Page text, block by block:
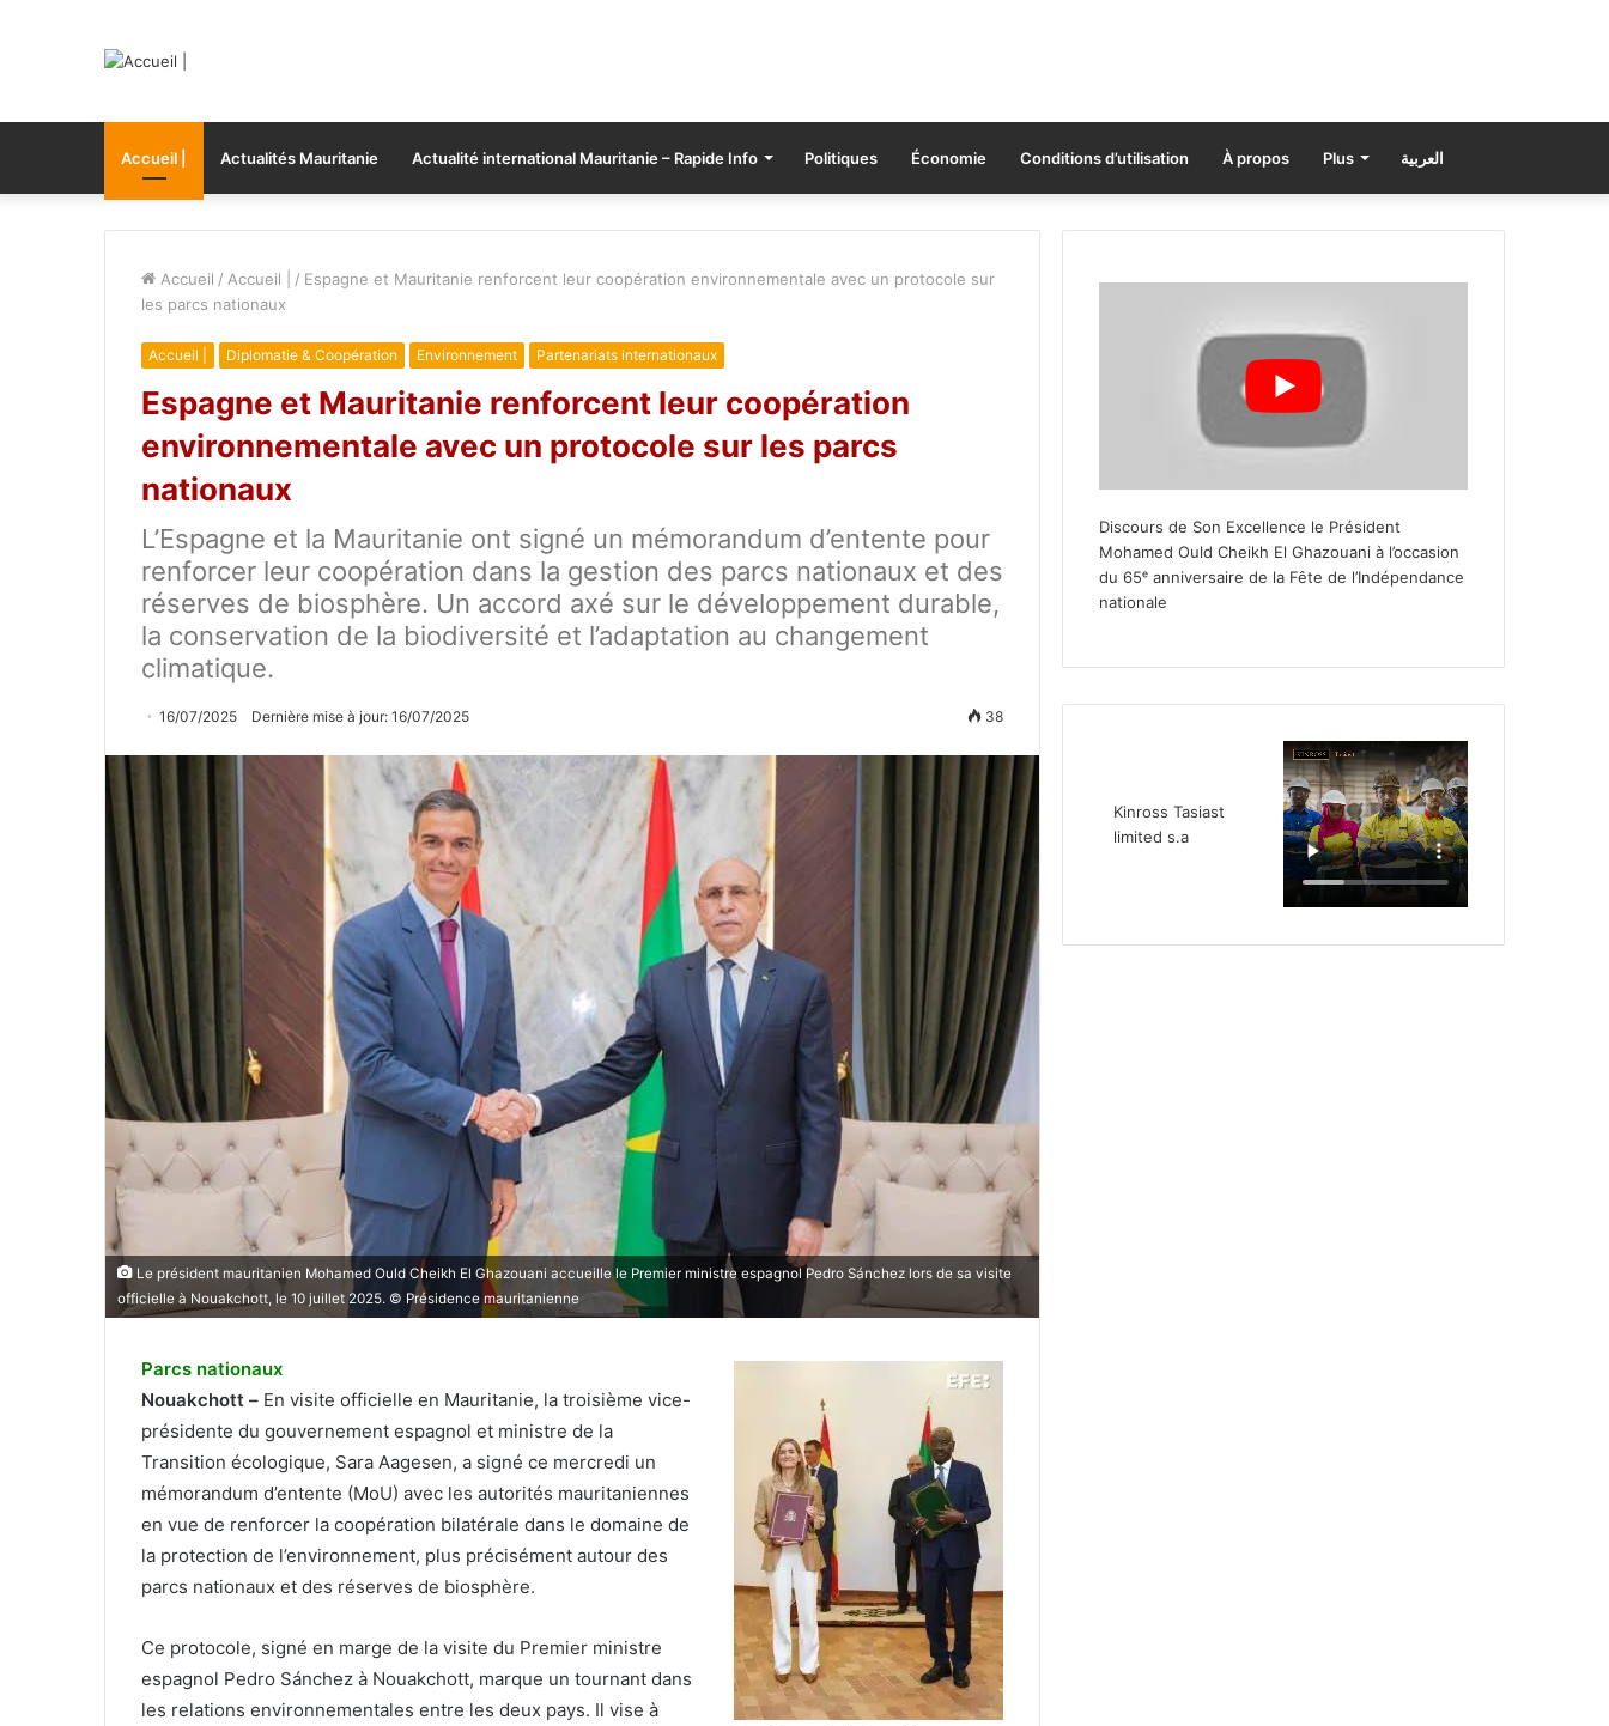
Accueil | Actualités Mauritanie Actualité international Mauritanie – Rapide Info Politiques Économie Conditions d’utilisation À propos Plus العربية
Accueil / Accueil | / Espagne et Mauritanie renforcent leur coopération environnementale avec un protocole sur
les parcs nationaux
Accueil | Diplomatie & Coopération Environnement Partenariats internationaux
Espagne et Mauritanie renforcent leur coopération
environnementale avec un protocole sur les parcs
nationaux
L’Espagne et la Mauritanie ont signé un mémorandum d’entente pour
renforcer leur coopération dans la gestion des parcs nationaux et des
réserves de biosphère. Un accord axé sur le développement durable,
la conservation de la biodiversité et l’adaptation au changement
climatique.
16/07/2025 Dernière mise à jour: 16/07/2025 38
Le président mauritanien Mohamed Ould Cheikh El Ghazouani accueille le Premier ministre espagnol Pedro Sánchez lors de sa visite
officielle à Nouakchott, le 10 juillet 2025. © Présidence mauritanienne
Parcs nationaux
Nouakchott – En visite officielle en Mauritanie, la troisième vice-
présidente du gouvernement espagnol et ministre de la
Transition écologique, Sara Aagesen, a signé ce mercredi un
mémorandum d’entente (MoU) avec les autorités mauritaniennes
en vue de renforcer la coopération bilatérale dans le domaine de
la protection de l’environnement, plus précisément autour des
parcs nationaux et des réserves de biosphère.
Ce protocole, signé en marge de la visite du Premier ministre
espagnol Pedro Sánchez à Nouakchott, marque un tournant dans
les relations environnementales entre les deux pays. Il vise à
Discours de Son Excellence le Président
Mohamed Ould Cheikh El Ghazouani à l’occasion
du 65ᵉ anniversaire de la Fête de l’Indépendance
nationale
Kinross Tasiast
limited s.a